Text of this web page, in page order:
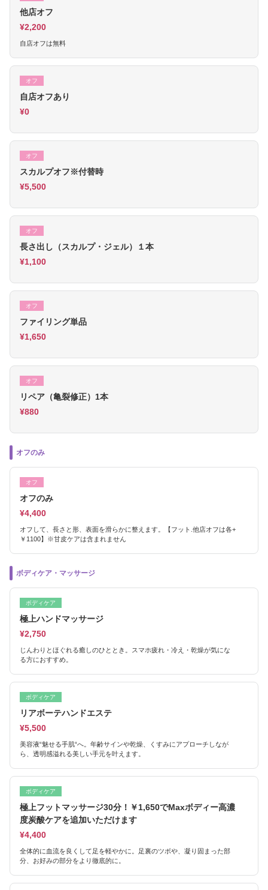
他店オフ
¥2,200
自店オフは無料
オフ
自店オフあり
¥0
オフ
スカルプオフ※付替時
¥5,500
オフ
長さ出し（スカルプ・ジェル）１本
¥1,100
オフ
ファイリング単品
¥1,650
オフ
リペア（亀裂修正）1本
¥880
オフのみ
オフ
オフのみ
¥4,400
オフして、長さと形、表面を滑らかに整えます。【フット.他店オフは各+
￥1100】※甘皮ケアは含まれません
ボディケア・マッサージ
ボディケア
極上ハンドマッサージ
¥2,750
じんわりとほぐれる癒しのひととき。スマホ疲れ・冷え・乾燥が気にな
る方におすすめ。
ボディケア
リアボーテハンドエステ
¥5,500
美容液“魅せる手肌“へ。年齢サインや乾燥、くすみにアプローチしなが
ら、透明感溢れる美しい手元を叶えます。
ボディケア
極上フットマッサージ30分！￥1,650でMaxボディー高濃
度炭酸ケアを追加いただけます
¥4,400
全体的に血流を良くして足を軽やかに。足裏のツボや、凝り固まった部
分、お好みの部分をより徹底的に。